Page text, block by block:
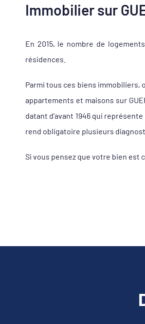
Immobilier sur
En 2015, le nombre de
résidences.
Parmi tous ces biens immobiliers,
appartements et maisons sur
datant d'avant 1946 qui
rend obligatoire plusieurs
Si vous pensez que votre bien est